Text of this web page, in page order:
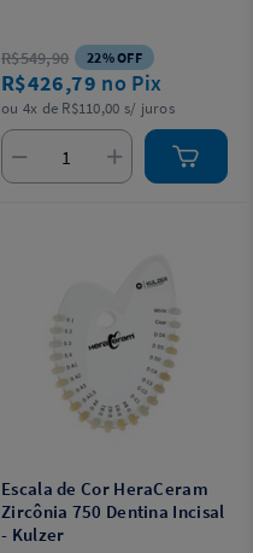
R$549,90 22% OFF
R$426,79 no Pix
ou 4x de R$110,00 s/ juros
Escala de Cor HeraCeram
Zircônia 750 Dentina Incisal
- Kulzer